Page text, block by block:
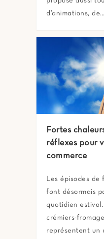
d’animations, de…
Fortes
réflexes pour
commerce
Les épisodes
font désormais
quotidien
crémiers-
représentent un